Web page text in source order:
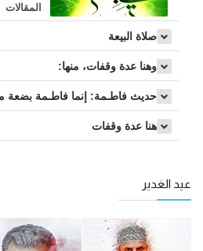
المقالات
صلاة البيعة
وهنا عدة وقفات، منها:
هنا عدة وقفات
عيد الغدير